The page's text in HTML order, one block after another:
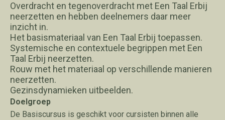
Overdracht en tegenoverdracht met Een Taal Erbij
neerzetten en hebben deelnemers daar meer
inzicht in.
Het basismateriaal van Een Taal Erbij toepassen.
Systemische en contextuele begrippen met Een
Taal Erbij neerzetten.
Rouw met het materiaal op verschillende manieren
neerzetten.
Gezinsdynamieken uitbeelden.
Doelgroep
De Basiscursus is geschikt voor cursisten binnen alle